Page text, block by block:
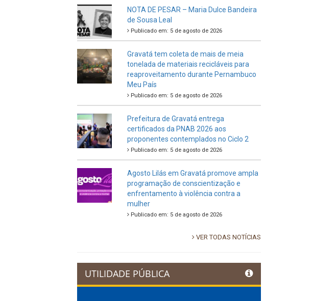
NOTA DE PESAR – Maria Dulce Bandeira
de Sousa Leal
Publicado em: 5 de agosto de 2026
Gravatá tem coleta de mais de meia
tonelada de materiais recicláveis para
reaproveitamento durante Pernambuco
Meu País
Publicado em: 5 de agosto de 2026
Prefeitura de Gravatá entrega
certificados da PNAB 2026 aos
proponentes contemplados no Ciclo 2
Publicado em: 5 de agosto de 2026
Agosto Lilás em Gravatá promove ampla
programação de conscientização e
enfrentamento à violência contra a
mulher
Publicado em: 5 de agosto de 2026
VER TODAS NOTÍCIAS
UTILIDADE PÚBLICA